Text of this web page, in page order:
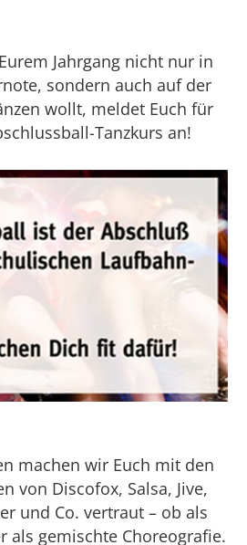
Jahrgang nicht nur in
sondern auch auf der
wollt, meldet Euch für
Tanzkurs an!
machen wir Euch mit den
von Discofox, Salsa, Jive,
und Co. vertraut – ob als
als gemischte Choreografie.